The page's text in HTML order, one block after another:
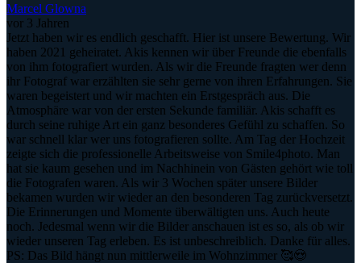
Marcel Glowna
vor 3 Jahren
Jetzt haben wir es endlich geschafft. Hier ist unsere Bewertung. Wir
haben 2021 geheiratet. Akis kennen wir über Freunde die ebenfalls
von ihm fotografiert wurden. Als wir die Freunde fragten wer denn
ihr Fotograf war erzählten sie sehr gerne von ihren Erfahrungen. Sie
waren begeistert und wir machten ein Erstgespräch aus. Die
Atmosphäre war von der ersten Sekunde familiär. Akis schafft es
durch seine ruhige Art ein ganz besonderes Gefühl zu schaffen. So
war schnell klar wer uns fotografieren sollte. Am Tag der Hochzeit
zeigte sich die professionelle Arbeitsweise von Smile4photo. Man
hat sie kaum gesehen und im Nachhinein von Gästen gehört wie toll
die Fotografen waren. Als wir 3 Wochen später unsere Bilder
bekamen wurden wir wieder an den besonderen Tag zurückversetzt.
Die Erinnerungen und Momente überwältigten uns. Auch heute
noch. Jedesmal wenn wir die Bilder anschauen ist es so, als ob wir
wieder unseren Tag erleben. Es ist unbeschreiblich. Danke für alles.
PS: Das Bild hängt nun mittlerweile im Wohnzimmer 🥰😍